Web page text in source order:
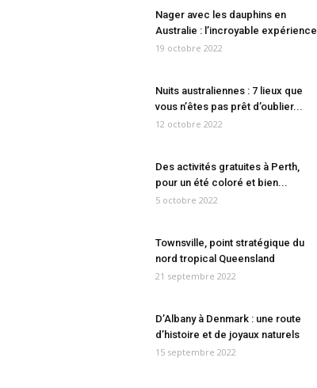
Nager avec les dauphins en
Australie : l’incroyable expérience
19 octobre 2022
Nuits australiennes : 7 lieux que
vous n’êtes pas prêt d’oublier...
12 octobre 2022
Des activités gratuites à Perth,
pour un été coloré et bien...
5 octobre 2022
Townsville, point stratégique du
nord tropical Queensland
21 septembre 2022
D’Albany à Denmark : une route
d’histoire et de joyaux naturels
15 septembre 2022